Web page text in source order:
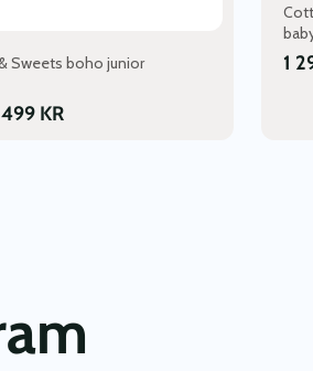
Sweets boho junior
KR
1